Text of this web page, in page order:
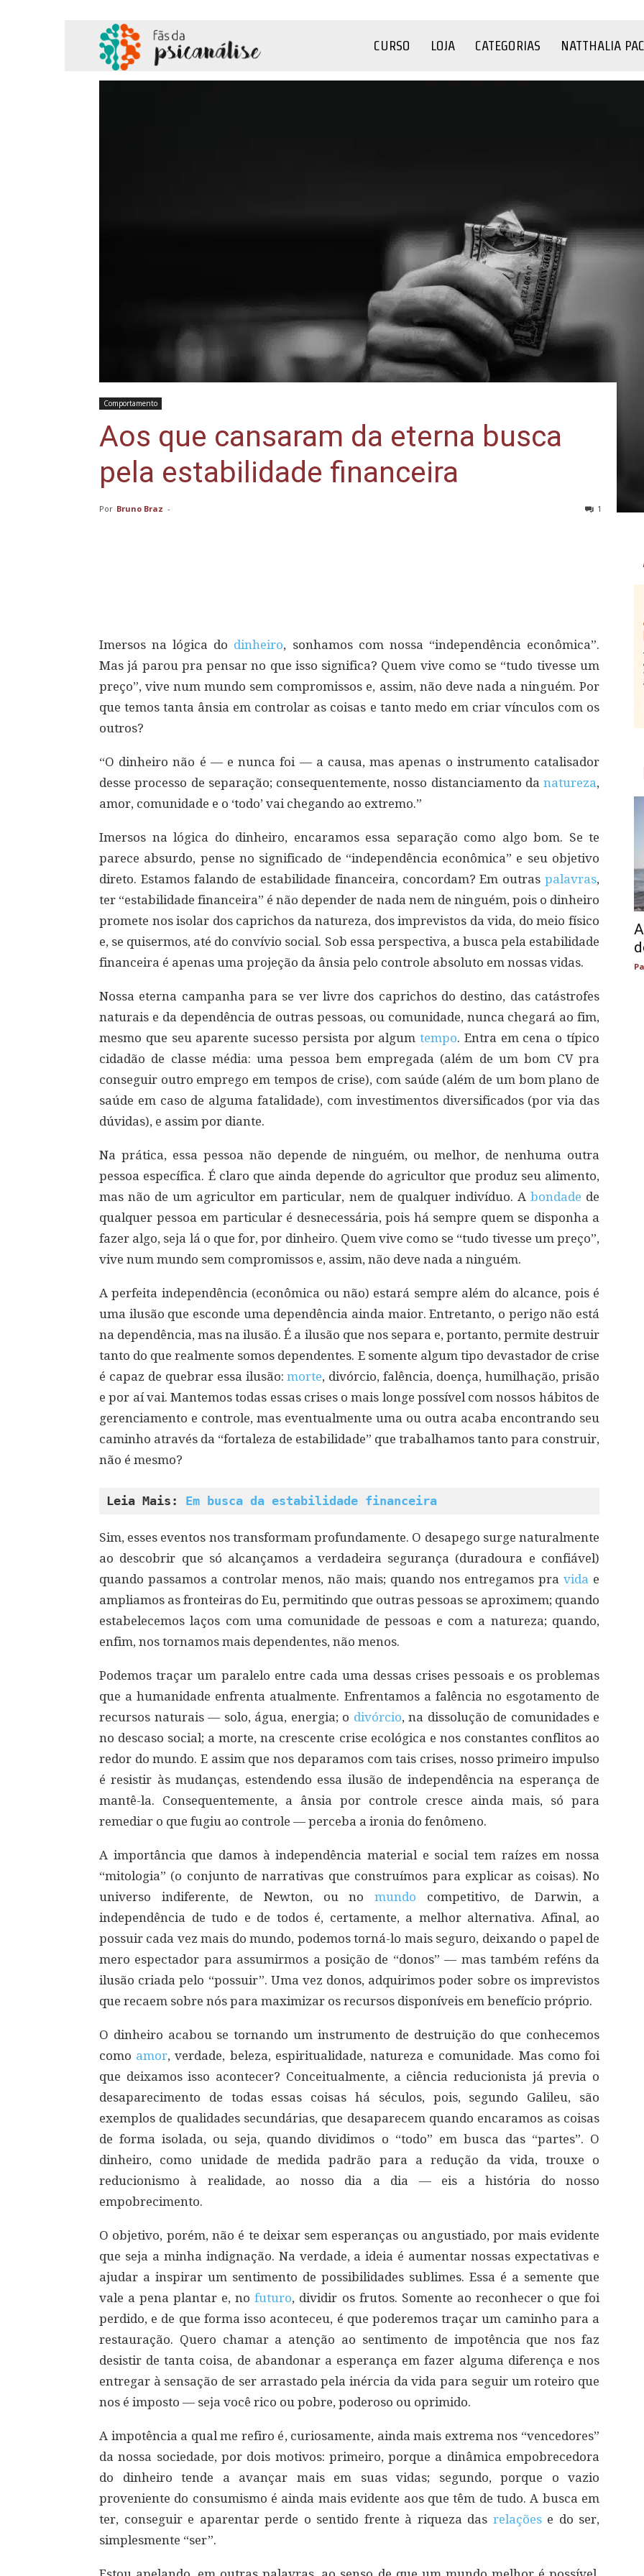
CURSO LOJA CATEGORIAS NATTHALIA
Comportamento
Aos que cansaram da eterna busca
pela estabilidade financeira
Por Bruno Braz - 1
Imersos na lógica do dinheiro, sonhamos com nossa “independência econômica”.
Mas já parou pra pensar no que isso significa? Quem vive como se “tudo tivesse um
preço”, vive num mundo sem compromissos e, assim, não deve nada a ninguém. Por
que temos tanta ânsia em controlar as coisas e tanto medo em criar vínculos com os
outros?
“O dinheiro não é — e nunca foi — a causa, mas apenas o instrumento catalisador
desse processo de separação; consequentemente, nosso distanciamento da natureza,
amor, comunidade e o ‘todo’ vai chegando ao extremo.”
Imersos na lógica do dinheiro, encaramos essa separação como algo bom. Se te
parece absurdo, pense no significado de “independência econômica” e seu objetivo
direto. Estamos falando de estabilidade financeira, concordam? Em outras palavras,
ter “estabilidade financeira” é não depender de nada nem de ninguém, pois o dinheiro
promete nos isolar dos caprichos da natureza, dos imprevistos da vida, do meio físico
e, se quisermos, até do convívio social. Sob essa perspectiva, a busca pela estabilidade
financeira é apenas uma projeção da ânsia pelo controle absoluto em nossas vidas.
Nossa eterna campanha para se ver livre dos caprichos do destino, das catástrofes
naturais e da dependência de outras pessoas, ou comunidade, nunca chegará ao fim,
mesmo que seu aparente sucesso persista por algumtempo. Entra em cena o típico
cidadão de classe média: uma pessoa bem empregada (além de um bom CV pra
conseguir outro emprego em tempos de crise), com saúde (além de um bom plano de
saúde em caso de alguma fatalidade), com investimentos diversificados (por via das
dúvidas), e assim por diante.
Na prática, essa pessoa não depende de ninguém, ou melhor, de nenhuma outra
pessoa específica. É claro que ainda depende do agricultor que produz seu alimento,
mas não de um agricultor em particular, nem de qualquer indivíduo. A bondade de
qualquer pessoa em particular é desnecessária, pois há sempre quem se disponha a
fazer algo, seja lá o que for, por dinheiro. Quem vive como se “tudo tivesse um preço”,
vive num mundo sem compromissos e, assim, não deve nada a ninguém.
A perfeita independência (econômica ou não) estará sempre além do alcance, pois é
uma ilusão que esconde uma dependência ainda maior. Entretanto, o perigo não está
na dependência, mas na ilusão. É a ilusão que nos separa e, portanto, permite destruir
tanto do que realmente somos dependentes. E somente algum tipo devastador de crise
é capaz de quebrar essa ilusão:morte, divórcio, falência, doença, humilhação, prisão
e por aí vai. Mantemos todas essas crises o mais longe possível com nossos hábitos de
gerenciamento e controle, mas eventualmente uma ou outra acaba encontrando seu
caminho através da “fortaleza de estabilidade” que trabalhamos tanto para construir,
não é mesmo?
Leia Mais: Em busca da estabilidade financeira
Sim, esses eventos nos transformam profundamente. O desapego surge naturalmente
ao descobrir que só alcançamos a verdadeira segurança (duradoura e confiável)
quando passamos a controlar menos, não mais; quando nos entregamos pra vida e
ampliamos as fronteiras do Eu, permitindo que outras pessoas se aproximem; quando
estabelecemos laços com uma comunidade de pessoas e com a natureza; quando,
enfim, nos tornamos mais dependentes, não menos.
Podemos traçar um paralelo entre cada uma dessas crises pessoais e os problemas
que a humanidade enfrenta atualmente. Enfrentamos a falência no esgotamento de
recursos naturais — solo, água, energia; o divórcio, na dissolução de comunidades e
no descaso social; a morte, na crescente crise ecológica e nos constantes conflitos ao
redor do mundo. E assim que nos deparamos com tais crises, nosso primeiro impulso
é resistir às mudanças, estendendo essa ilusão de independência na esperança de
mantê-la. Consequentemente, a ânsia por controle cresce ainda mais, só para
remediar o que fugiu ao controle — perceba a ironia do fenômeno.
A importância que damos à independência material e social tem raízes em nossa
“mitologia” (o conjunto de narrativas que construímos para explicar as coisas). No
universo indiferente, de Newton, ou nomundo competitivo, de Darwin, a
independência de tudo e de todos é, certamente, a melhor alternativa. Afinal, ao
possuir cada vez mais do mundo, podemos torná-lo mais seguro, deixando o papel de
mero espectador para assumirmos a posição de “donos” — mas também reféns da
ilusão criada pelo “possuir”. Uma vez donos, adquirimos poder sobre os imprevistos
que recaem sobre nós para maximizar os recursos disponíveis em benefício próprio.
O dinheiro acabou se tornando um instrumento de destruição do que conhecemos
como amor, verdade, beleza, espiritualidade, natureza e comunidade. Mas como foi
que deixamos isso acontecer? Conceitualmente, a ciência reducionista já previa o
desaparecimento de todas essas coisas há séculos, pois, segundo Galileu, são
exemplos de qualidades secundárias, que desaparecem quando encaramos as coisas
de forma isolada, ou seja, quando dividimos o “todo” em busca das “partes”. O
dinheiro, como unidade de medida padrão para a redução da vida, trouxe o
reducionismo à realidade, ao nosso dia a dia — eis a história do nosso
empobrecimento.
O objetivo, porém, não é te deixar sem esperanças ou angustiado, por mais evidente
que seja a minha indignação. Na verdade, a ideia é aumentar nossas expectativas e
ajudar a inspirar um sentimento de possibilidades sublimes. Essa é a semente que
vale a pena plantar e, nofuturo, dividir os frutos. Somente ao reconhecer o que foi
perdido, e de que forma isso aconteceu, é que poderemos traçar um caminho para a
restauração. Quero chamar a atenção ao sentimento de impotência que nos faz
desistir de tanta coisa, de abandonar a esperança em fazer alguma diferença e nos
entregar à sensação de ser arrastado pela inércia da vida para seguir um roteiro que
nos é imposto — seja você rico ou pobre, poderoso ou oprimido.
A impotência a qual me refiro é, curiosamente, ainda mais extrema nos “vencedores”
da nossa sociedade, por dois motivos: primeiro, porque a dinâmica empobrecedora
do dinheiro tende a avançar mais em suas vidas; segundo, porque o vazio
proveniente do consumismo é ainda mais evidente aos que têm de tudo. A busca em
ter, conseguir e aparentar perde o sentido frente à riqueza das relaçõese do ser,
simplesmente “ser”.